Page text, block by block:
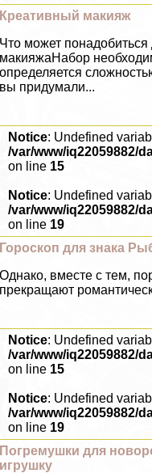
Креативный макияж
Что может понадобиться
макияжаНабор
определяется
вы придумали...
Notice: Undefined
/var/www/iq22059882/
on line 15
Notice: Undefined
/var/www/iq22059882/
on line 19
Гороскоп для знака
Однако, вместе с тем,
прекращают
Notice: Undefined
/var/www/iq22059882/
on line 15
Notice: Undefined
/var/www/iq22059882/
on line 19
Погремушки для
игрушку